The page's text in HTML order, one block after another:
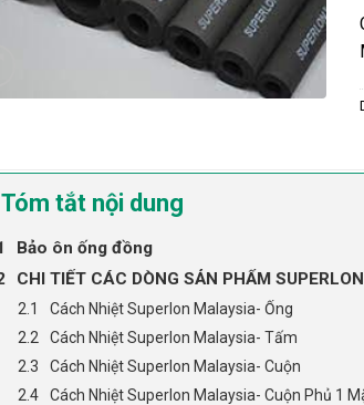
Tóm tắt nội dung
Bảo ôn ống đồng
CHI TIẾT CÁC DÒNG SẢN PHẨM SUPERLON
Cách Nhiệt Superlon Malaysia- Ống
Cách Nhiệt Superlon Malaysia- Tấm
Cách Nhiệt Superlon Malaysia- Cuộn
Cách Nhiệt Superlon Malaysia- Cuộn Phủ 1